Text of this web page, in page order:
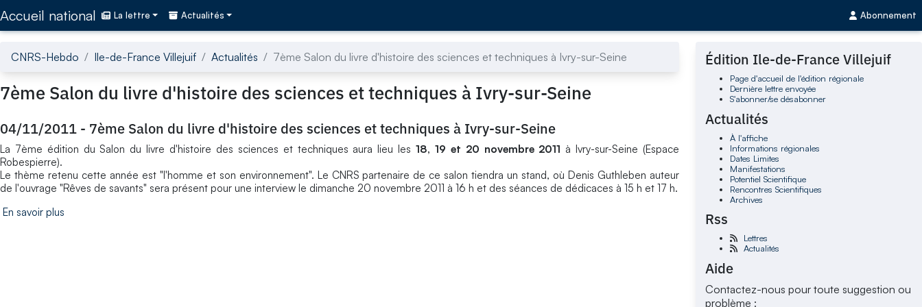
Accueil national La lettre Actualités Abonnement
CNRS-Hebdo Ile-de-France Villejuif Actualités 7ème Salon du livre d'histoire des sciences et techniques à Ivry-sur-Seine
7ème Salon du livre d'histoire des sciences et techniques à Ivry-sur-Seine
04/11/2011 - 7ème Salon du livre d'histoire des sciences et techniques à Ivry-sur-Seine
La 7ème édition du Salon du livre d'histoire des sciences et techniques aura lieu les18, 19 et 20 novembre 2011 à Ivry-sur-Seine (Espace
Robespierre).
Le thème retenu cette année est "l'homme et son environnement". Le CNRS partenaire de ce salon tiendra un stand, où Denis Guthleben auteur
de l'ouvrage "Rêves de savants" sera présent pour une interview le dimanche 20 novembre 2011 à 16 h et des séances de dédicaces à 15 h et 17 h.
En savoir plus
Édition Ile-de-France Villejuif
Page d'accueil de l'édition régionale
Dernière lettre envoyée
S'abonner/se désabonner
Actualités
À l'affiche
Informations régionales
Dates Limites
Manifestations
Potentiel Scientifique
Rencontres Scientifiques
Archives
Rss
Lettres
Actualités
Aide
Contactez-nous pour toute suggestion ou
problème :